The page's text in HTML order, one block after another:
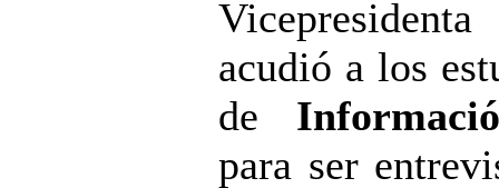
Vicepresidenta
acudió a los
de
para ser